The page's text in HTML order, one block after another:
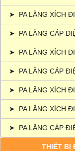
➤ PA LĂNG XÍCH
➤ PA LĂNG CÁP
➤ PA LĂNG XÍCH
➤ PA LĂNG CÁP
➤ PA LĂNG XÍCH
➤ PA LĂNG XÍCH
➤ PA LĂNG CÁP
THIẾT BỊ